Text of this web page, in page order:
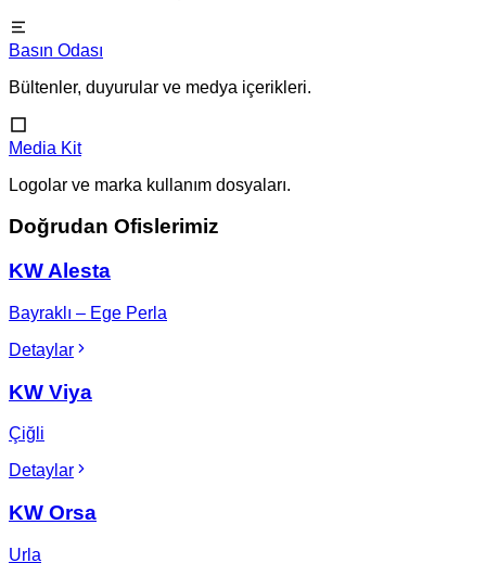
Basın Odası
Bültenler, duyurular ve medya içerikleri.
Media Kit
Logolar ve marka kullanım dosyaları.
Doğrudan Ofislerimiz
KW Alesta
Bayraklı – Ege Perla
Detaylar
KW Viya
Çiğli
Detaylar
KW Orsa
Urla